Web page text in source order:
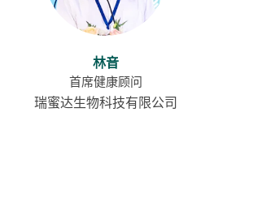
林音
首席健康顾问
瑞蜜达生物科技有限公司